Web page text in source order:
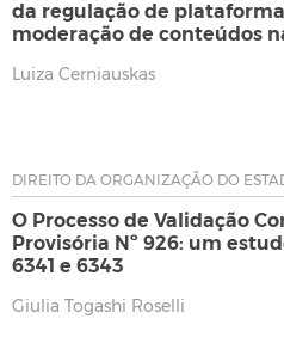
da regulação de
moderação de conteúdos
Luiza Cerniauskas
DIREITO DA ORGANIZAÇÃO DO
O Processo de Validação
Provisória Nº 926: um
6341 e 6343
Giulia Togashi Roselli